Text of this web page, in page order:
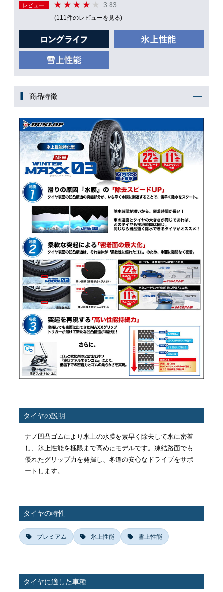
レビュー 3.83
(111件のレビューを見る)
商品特徴
タイヤの説明
ナノ凹凸ゴムにより氷上の水膜を素早く除去して氷に密着
し、氷上性能を極限まで高めたモデルです。凍結路面でも
優れたグリップ力を発揮し、冬道の安心なドライブをサポ
ートします。
タイヤの特性
プレミアム 氷上性能 雪上性能
タイヤに適した車種